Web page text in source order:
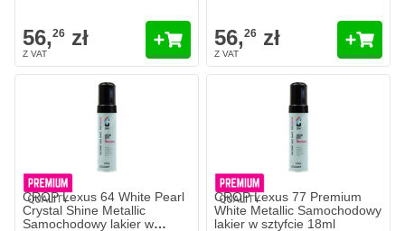
56,26 zł 56,26 zł
CROP Lexus 64 White Pearl
Crystal Shine Metallic
Samochodowy lakier w
CROP Lexus 77 Premium
White Metallic Samochodowy
lakier w sztyfcie 18ml